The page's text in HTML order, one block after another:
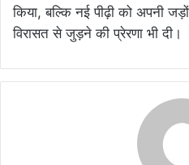
किया, बल्कि नई पीढ़ी को अपनी
विरासत से जुड़ने की प्रेरणा भी दी।